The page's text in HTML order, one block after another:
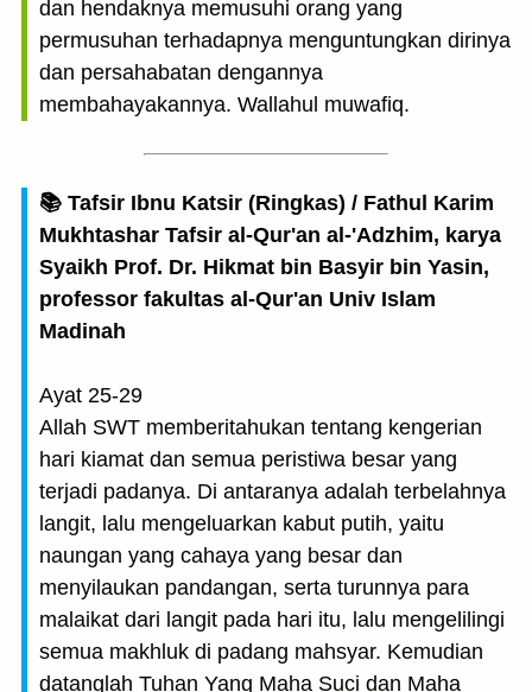
dan hendaknya memusuhi orang yang
permusuhan terhadapnya menguntungkan dirinya
dan persahabatan dengannya
membahayakannya. Wallahul muwafiq.
📚 Tafsir Ibnu Katsir (Ringkas) / Fathul Karim
Mukhtashar Tafsir al-Qur'an al-'Adzhim, karya
Syaikh Prof. Dr. Hikmat bin Basyir bin Yasin,
professor fakultas al-Qur'an Univ Islam
Madinah
Ayat 25-29
Allah SWT memberitahukan tentang kengerian
hari kiamat dan semua peristiwa besar yang
terjadi padanya. Di antaranya adalah terbelahnya
langit, lalu mengeluarkan kabut putih, yaitu
naungan yang cahaya yang besar dan
menyilaukan pandangan, serta turunnya para
malaikat dari langit pada hari itu, lalu mengelilingi
semua makhluk di padang mahsyar. Kemudian
datanglah Tuhan Yang Maha Suci dan Maha